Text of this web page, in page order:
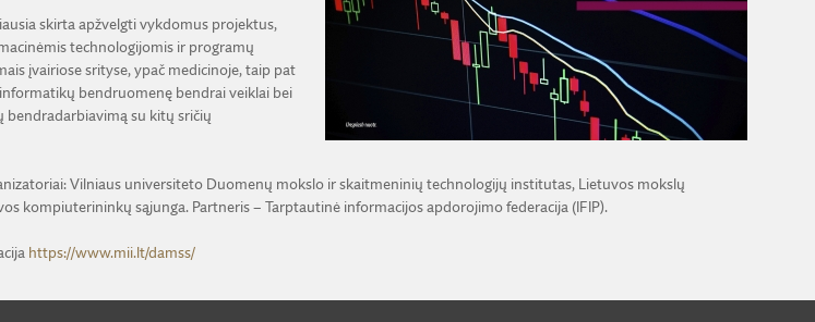
skirta apžvelgti vykdomus projektus,
technologijomis ir programų
įvairiose srityse, ypač medicinoje, taip pat
bendruomenę bendrai veiklai bei
su kitų sričių
Vilniaus universiteto Duomenų mokslo ir skaitmeninių technologijų institutas, Lietuvos mokslų
kompiuterininkų sąjunga. Partneris – Tarptautinė informacijos apdorojimo federacija (IFIP).
https://www.mii.lt/damss/